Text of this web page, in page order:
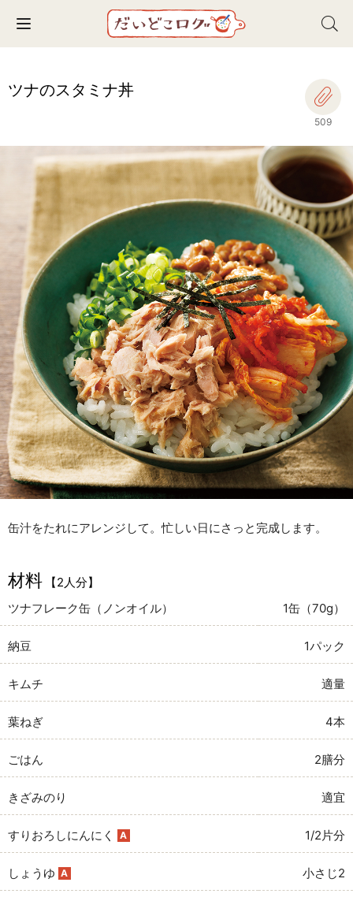
Toggle navigation
ツナのスタミナ丼
509
缶汁をたれにアレンジして。忙しい日にさっと完成します。
材料
【2人分】
ツナフレーク缶（ノンオイル）
1缶（70g）
納豆 1パック
キムチ 適量
葉ねぎ 4本
ごはん 2膳分
きざみのり 適宜
すりおろしにんにく A 1/2片分
しょうゆ A 小さじ2